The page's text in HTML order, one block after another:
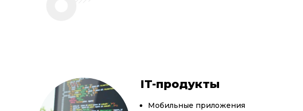
IT-продукты
Мобильные приложения